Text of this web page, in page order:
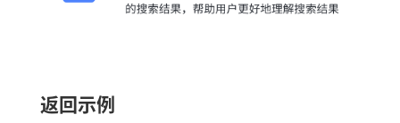
返回示例